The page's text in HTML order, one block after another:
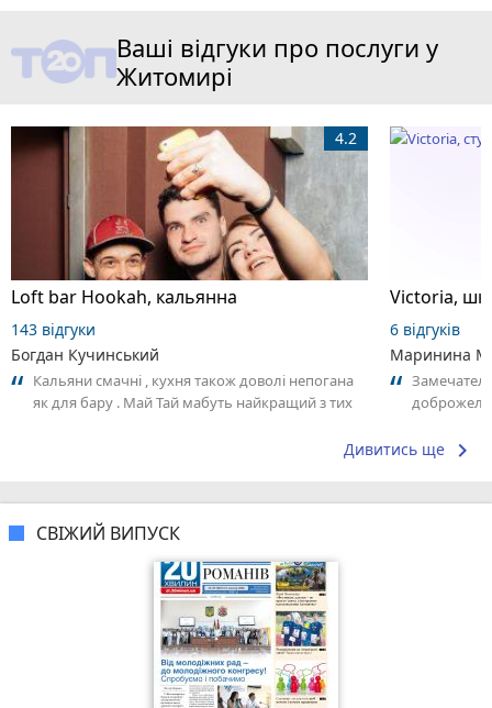
Ваші відгуки про послуги у
Житомирі
Loft bar Hookah, кальянна
4.2
143 відгуки
Богдан Кучинський
Кальяни смачні , кухня також доволі непогана
як для бару . Май Тай мабуть найкращий з тих
6 відгуків
Маринина
Дивитись ще keyboard_arrow_right
СВІЖИЙ ВИПУСК